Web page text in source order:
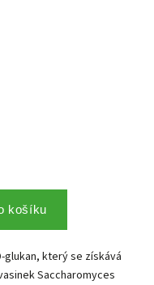
košíku
glukan, který se získává
Saccharomyces